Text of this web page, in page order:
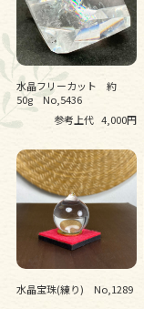
水晶フリーカット 約
50g No,5436
参考上代 4,000円
水晶宝珠(練り) No,1289